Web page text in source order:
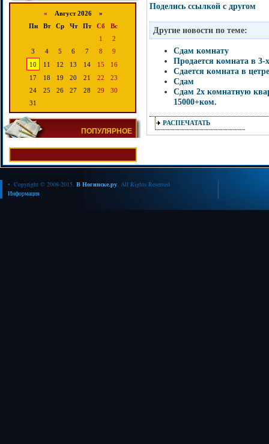
« Август 2026 »
Пн
Вт Ср Чт Пт Сб
Вс
1
2
3
4 5 6 7 8
9
10
11 12 13 14 15
16
17
18 19 20 21 22
23
24
25 26 27 28 29
30
31
ПОПУЛЯРНОЕ
Поделись ссылкой с другом
Другие новости по теме:
Сдам комнату
Продается комната в
Сдается комната в
Сдам
Сдам 2х комнатную
15000+ком.
РАСПЕЧАТАТЬ
• Copyright © 2008-2015. В Ногинске.ру. All Rights Reserved
Информация